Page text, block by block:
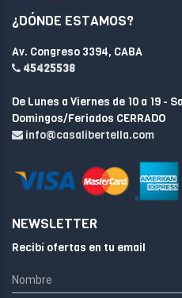
¿DÓNDE ESTAMOS?
Av. Congreso 3394, CABA
45425538
De Lunes a Viernes de 10 a 19 -
Domingos/Feriados CERRADO
info@casalibertella.com
NEWSLETTER
Recibí ofertas en tu email